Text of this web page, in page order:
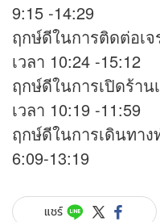
9:15 -14:29
ฤกษ์ดีในการติดต่อเจ
เวลา 10:24 -15:12
ฤกษ์ดีในการเปิดร้าน
เวลา 10:19 -11:59
ฤกษ์ดีในการเดินทา
6:09-13:19
แชร์